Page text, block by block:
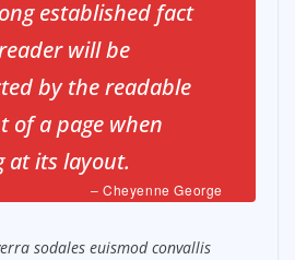
established fact
will be
by the readable
of a page when
at its layout.
– Cheyenne George
sodales euismod convallis